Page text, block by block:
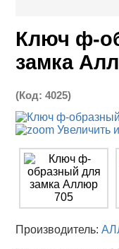
Ключ ф-
замка
(Код:4025)
Увеличить
Производитель: